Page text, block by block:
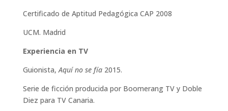
Certificado de Aptitud Pedagógica CAP 2008
UCM. Madrid
Experiencia en TV
Guionista, Aquí no se fía 2015.
Serie de ficción producida por Boomerang TV y Doble
Diez para TV Canaria.